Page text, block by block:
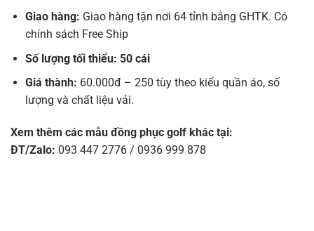
Giao hàng: Giao hàng tận nơi 64 tỉnh bằng GHTK. Có
chính sách Free Ship
Số lượng tối thiểu: 50 cái
Giá thành: 60.000đ – 250 tùy theo kiểu quần áo, số
lượng và chất liệu vải.
Xem thêm các mẫu đồng phục golf khác tại:
ĐT/Zalo: 093 447 2776 / 0936 999 878